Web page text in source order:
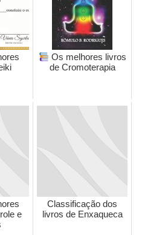
Os melhores livros
de Cromoterapia
e
Classificação dos
livros de Enxaqueca